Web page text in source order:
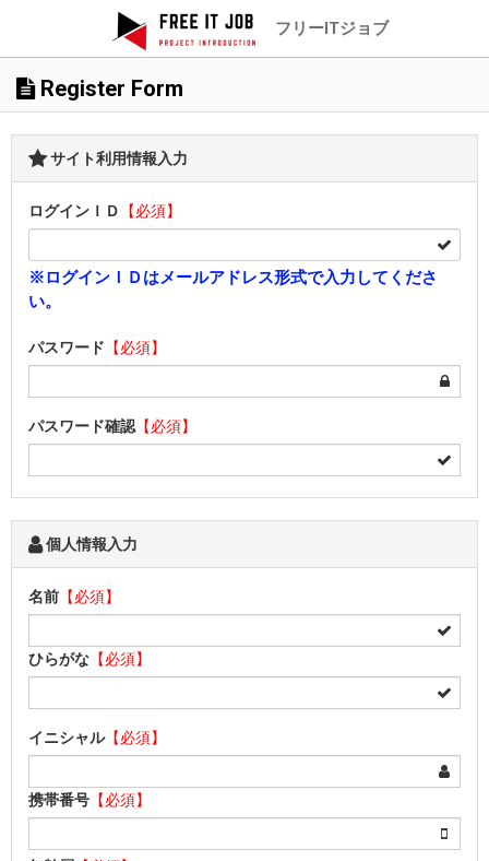
フリーITジョブ
Register Form
サイト利用情報入力
ログインＩＤ 【必須】
※ログインＩＤはメールアドレス形式で入力してくださ
い。
パスワード 【必須】
パスワード確認 【必須】
個人情報入力
名前 【必須】
ひらがな 【必須】
イニシャル【必須】
携帯番号 【必須】